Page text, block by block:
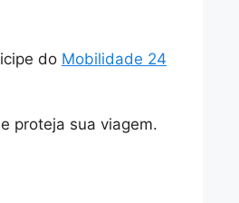
do Mobilidade 24
e proteja sua viagem.